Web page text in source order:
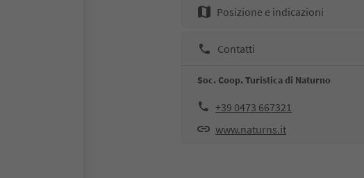
Posizione e indicazioni
Contatti
Soc. Coop. Turistica di Naturno
+39 0473 667321
www.naturns.it